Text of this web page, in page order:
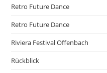
Retro Future Dance
Retro Future Dance
Riviera Festival Offenbach
Rückblick